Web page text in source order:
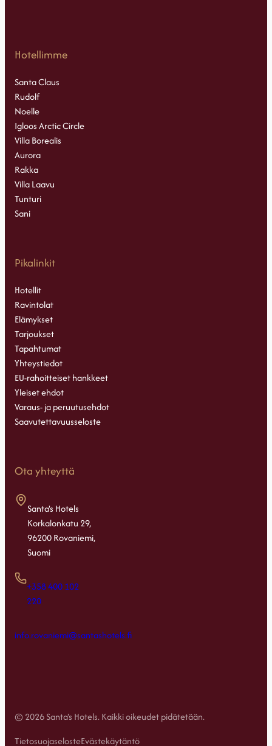
Hotellimme
Santa Claus
Rudolf
Noelle
Igloos Arctic Circle
Villa Borealis
Aurora
Rakka
Villa Laavu
Tunturi
Sani
Pikalinkit
Hotellit
Ravintolat
Elämykset
Tarjoukset
Tapahtumat
Yhteystiedot
EU-rahoitteiset hankkeet
Yleiset ehdot
Varaus- ja peruutusehdot
Saavutettavuusseloste
Ota yhteyttä
Santa's Hotels
Korkalonkatu 29,
96200 Rovaniemi,
Suomi
+358 400 102
220
info.rovaniemi@santashotels.fi
© 2026 Santa's Hotels. Kaikki oikeudet pidätetään.
TietosuojaselosteEvästekäytäntö